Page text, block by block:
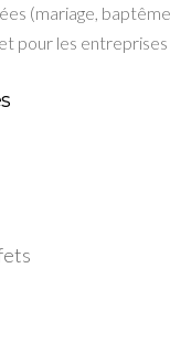
(mariage,
pour les entreprises